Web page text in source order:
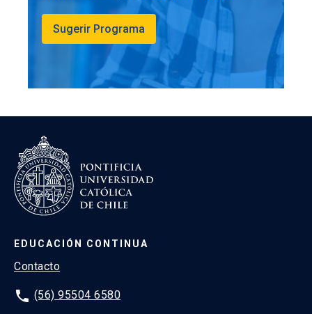
Sugerir Programa
EDUCACIÓN CONTINUA
Contacto
phone (56) 95504 6580